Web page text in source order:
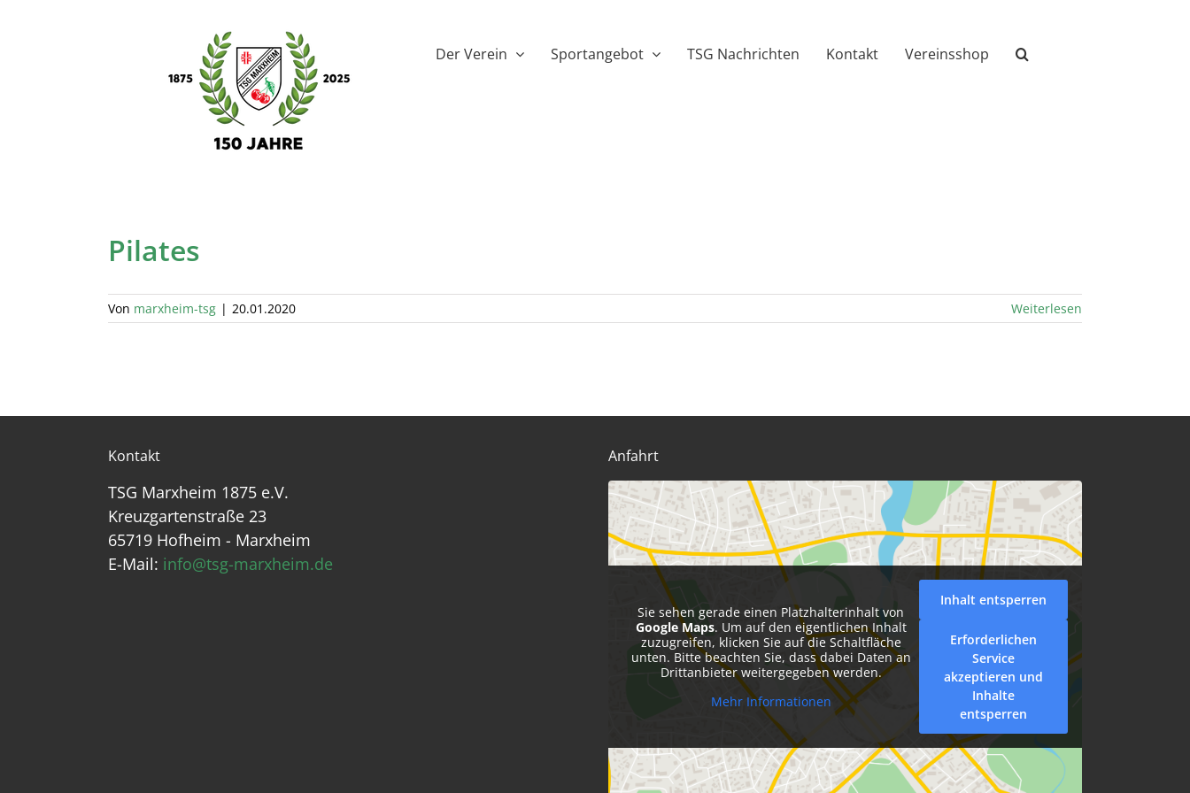
Der Verein Sportangebot TSG Nachrichten Kontakt Vereinsshop
Pilates
Von marxheim-tsg | 20.01.2020 Weiterlesen
Kontakt
TSG Marxheim 1875 e.V.
Kreuzgartenstraße 23
65719 Hofheim - Marxheim
E-Mail: info@tsg-marxheim.de
Anfahrt
Sie sehen gerade einen Platzhalterinhalt von
Google Maps. Um auf den eigentlichen Inhalt
zuzugreifen, klicken Sie auf die Schaltfläche
unten. Bitte beachten Sie, dass dabei Daten an
Drittanbieter weitergegeben werden.
Mehr Informationen
Inhalt entsperren
Erforderlichen
Service
akzeptieren und
Inhalte
entsperren